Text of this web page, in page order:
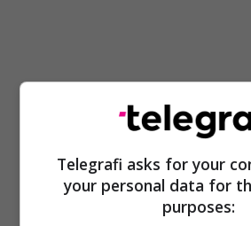
Al Petrol Shell
Telegrafi asks for your
your personal data for
purposes: